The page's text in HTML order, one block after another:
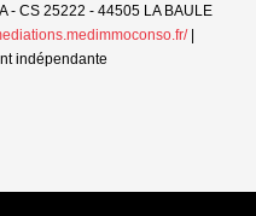
- CS 25222 - 44505 LA BAULE
|
indépendante